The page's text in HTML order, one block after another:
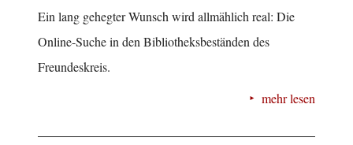
Ein lang gehegter Wunsch wird allmählich real: Die
Online-Suche in den Bibliotheksbeständen des
Freundeskreis.
mehr lesen